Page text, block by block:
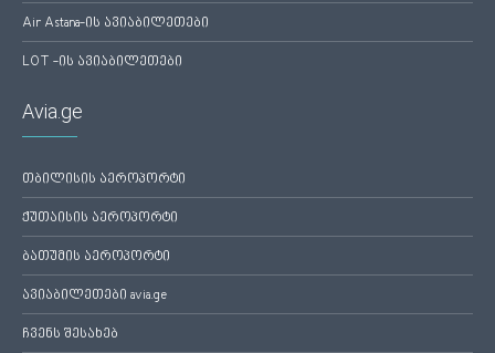
Air Astana-ის ავიაბილეთები
LOT -ის ავიაბილეთები
Avia.ge
თბილისის აეროპორტი
ქუთაისის აეროპორტი
ბათუმის აეროპორტი
ავიაბილეთები avia.ge
ჩვენს შესახებ